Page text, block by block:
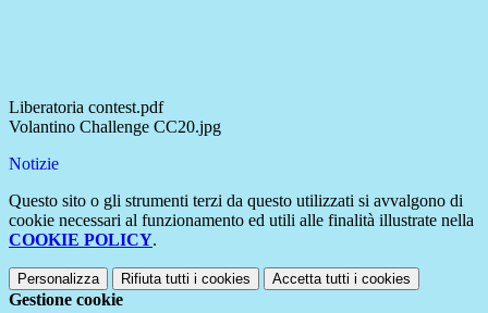
Liberatoria contest.pdf
Volantino Challenge CC20.jpg
Notizie
Questo sito o gli strumenti terzi da questo utilizzati si avvalgono di
cookie necessari al funzionamento ed utili alle finalità illustrate nella
COOKIE POLICY.
Personalizza Rifiuta tutti i cookies Accetta tutti i cookies
Gestione cookie